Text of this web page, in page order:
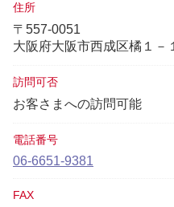
住所
〒557-0051
大阪府大阪市西成区橘１－
訪問可否
お客さまへの訪問可能
電話番号
06-6651-9381
FAX